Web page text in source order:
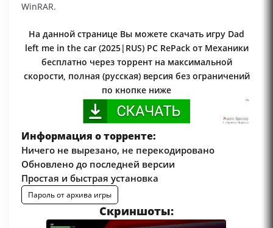
WinRAR.
На данной странице Вы можете скачать игру Dad
left me in the car (2025|RUS) PC RePack от Механики
бесплатно через торрент на максимальной
скорости, полная (русская) версия без ограничений
по кнопке ниже
Информация о торренте:
Ничего не вырезано, не перекодировано
Обновлено до последней версии
Простая и быстрая установка
Пароль от архива игры
Скриншоты: